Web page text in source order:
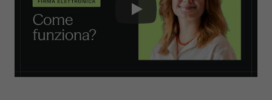
Play